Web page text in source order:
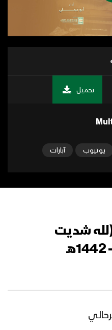
تحميل
يوتيوب آبارات
شديت